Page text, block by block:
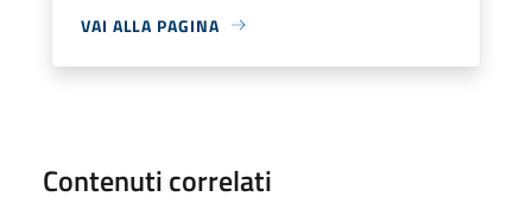
VAI ALLA PAGINA
Contenuti correlati